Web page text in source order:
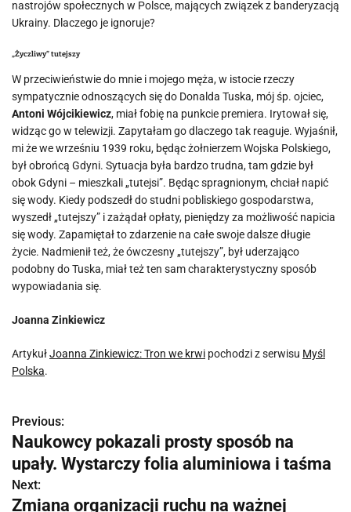
nastrojów społecznych w Polsce, mających związek z banderyzacją
Ukrainy. Dlaczego je ignoruje?
„Życzliwy” tutejszy
W przeciwieństwie do mnie i mojego męża, w istocie rzeczy
sympatycznie odnoszących się do Donalda Tuska, mój śp. ojciec,
Antoni Wójcikiewicz, miał fobię na punkcie premiera. Irytował się,
widząc go w telewizji. Zapytałam go dlaczego tak reaguje. Wyjaśnił,
mi że we wrześniu 1939 roku, będąc żołnierzem Wojska Polskiego,
był obrońcą Gdyni. Sytuacja była bardzo trudna, tam gdzie był
obok Gdyni – mieszkali „tutejsi”. Będąc spragnionym, chciał napić
się wody. Kiedy podszedł do studni pobliskiego gospodarstwa,
wyszedł „tutejszy” i zażądał opłaty, pieniędzy za możliwość napicia
się wody. Zapamiętał to zdarzenie na całe swoje dalsze długie
życie. Nadmienił też, że ówczesny „tutejszy”, był uderzająco
podobny do Tuska, miał też ten sam charakterystyczny sposób
wypowiadania się.
Joanna Zinkiewicz
ArtykułJoanna Zinkiewicz: Tron we krwi pochodzi z serwisu Myśl
Polska.
N
a
w
Previous:
Naukowcy pokazali prosty sposób na
upały. Wystarczy folia aluminiowa i taśma
Next:
Zmiana organizacji ruchu na ważnej